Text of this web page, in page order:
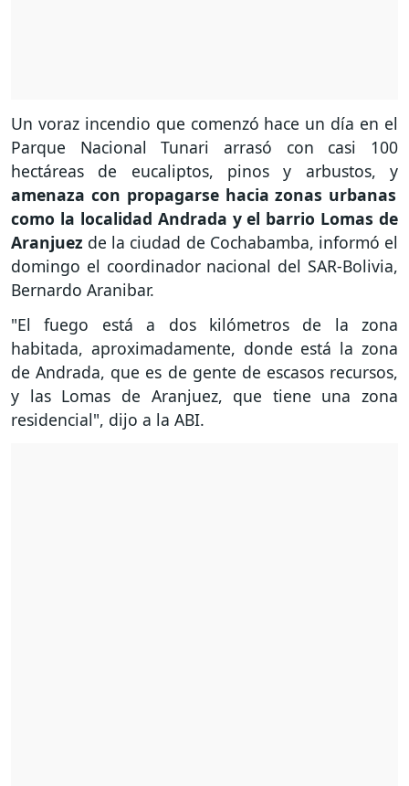
Un voraz incendio que comenzó hace un día en el
Parque Nacional Tunari arrasó con casi 100
hectáreas de eucaliptos, pinos y arbustos, y
amenaza con propagarse hacia zonas urbanas
como la localidad Andrada y el barrio Lomas de
Aranjuez de la ciudad de Cochabamba, informó el
domingo el coordinador nacional del SAR-Bolivia,
Bernardo Aranibar.
"El fuego está a dos kilómetros de la zona
habitada, aproximadamente, donde está la zona
de Andrada, que es de gente de escasos recursos,
y las Lomas de Aranjuez, que tiene una zona
residencial", dijo a la ABI.